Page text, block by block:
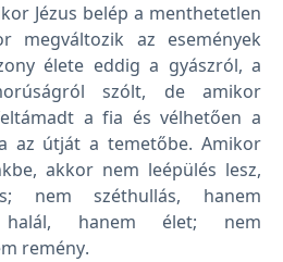
Jézus belép a menthetetlen
megváltozik az események
élete eddig a gyászról, a
szólt, de amikor
a fia és vélhetően a
az útját a temetőbe. Amikor
akkor nem leépülés lesz,
nem széthullás, hanem
halál, hanem élet; nem
remény.